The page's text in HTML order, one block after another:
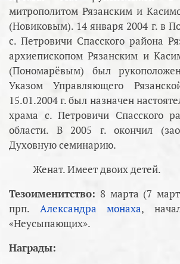
митрополитом Рязанским и
(Новиковым). 14 января 2004 г. в
с. Петровичи Спасского района
архиепископом Рязанским и
(Пономарёвым) был
Указом Управляющего
15.01.2004 г. был назначен
храма с. Петровичи Спасского
области. В 2005 г. окончил
Духовную семинарию.
Женат. Имеет двоих детей.
Тезоименитство: 8 марта (7
прп. Александра монаха,
«Неусыпающих».
Награды: